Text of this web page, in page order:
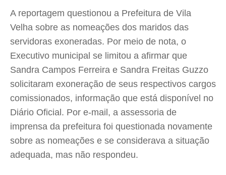
A reportagem questionou a Prefeitura de Vila
Velha sobre as nomeações dos maridos das
servidoras exoneradas. Por meio de nota, o
Executivo municipal se limitou a afirmar que
Sandra Campos Ferreira e Sandra Freitas Guzzo
solicitaram exoneração de seus respectivos cargos
comissionados, informação que está disponível no
Diário Oficial. Por e-mail, a assessoria de
imprensa da prefeitura foi questionada novamente
sobre as nomeações e se considerava a situação
adequada, mas não respondeu.